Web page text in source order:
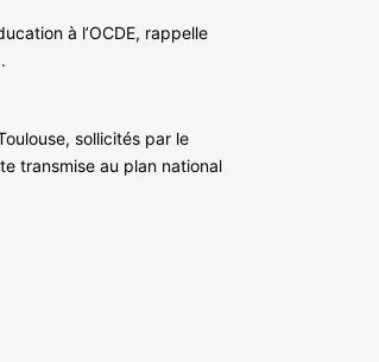
à l’OCDE, rappelle
sollicités par le
transmise au plan national